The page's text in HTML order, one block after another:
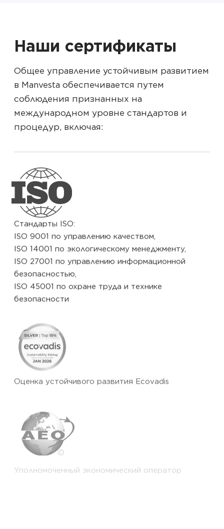
Наши сертификаты
Общее управление устойчивым развитием
в Manvesta обеспечивается путем
соблюдения признанных на
международном уровне стандартов и
процедур, включая:
Стандарты ISO:
ISO 9001 по управлению качеством,
ISO 14001 по экологическому менеджменту,
ISO 27001 по управлению информационной
безопасностью,
ISO 45001 по охране труда и технике
безопасности
Оценка устойчивого развития Ecovadis
Уполномоченный экономический оператор